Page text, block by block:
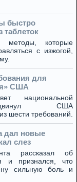
быстро
таблеток
методы, которые
с изжогой,
для
США
национальной
США
шести требований.
дал новые
слез
рассказал об
и признался, что
сильную боль и